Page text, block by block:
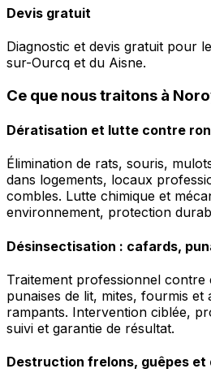
Devis gratuit
Diagnostic et devis gratuit pour
sur-Ourcq et du Aisne.
Ce que nous traitons à
Dératisation et lutte contre
Élimination de rats, souris,
dans logements, locaux
combles. Lutte chimique et
environnement, protection
Désinsectisation : cafards,
Traitement professionnel contre
punaises de lit, mites, fourmis et
rampants. Intervention ciblée,
suivi et garantie de résultat.
Destruction frelons, guêpes et